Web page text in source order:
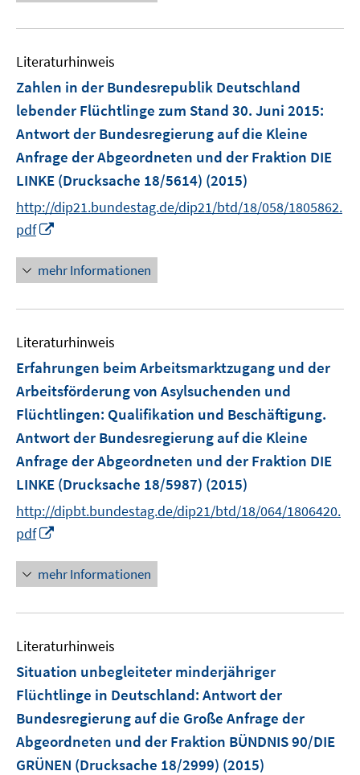
ö
f
n
e
u
F
n
s
t
ö
n
Literaturhinweis
Zahlen in der Bundesrepublik Deutschland
lebender Flüchtlinge zum Stand 30. Juni 2015:
Antwort der Bundesregierung auf die Kleine
Anfrage der Abgeordneten und der Fraktion DIE
LINKE (Drucksache 18/5614) (2015)
http://dip21.bundestag.de/dip21/btd/18/058/1805862.
pdf
n
e
u
m
F
n
s
t
e
r
ö
f
e
mehr Informationen
Literaturhinweis
Erfahrungen beim Arbeitsmarktzugang und der
Arbeitsförderung von Asylsuchenden und
Flüchtlingen: Qualifikation und Beschäftigung.
Antwort der Bundesregierung auf die Kleine
Anfrage der Abgeordneten und der Fraktion DIE
LINKE (Drucksache 18/5987) (2015)
http://dipbt.bundestag.de/dip21/btd/18/064/1806420.
pdf
n
e
u
m
F
e
n
s
t
e
mehr Informationen
Literaturhinweis
Situation unbegleiteter minderjähriger
Flüchtlinge in Deutschland: Antwort der
Bundesregierung auf die Große Anfrage der
Abgeordneten und der Fraktion BÜNDNIS 90/DIE
GRÜNEN (Drucksache 18/2999) (2015)